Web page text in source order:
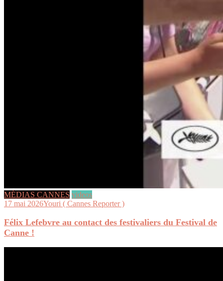
MÉDIAS CANNES videos
17 mai 2026Youri ( Cannes Reporter )
Félix Lefebvre au contact des festivaliers du Festival de
Canne !